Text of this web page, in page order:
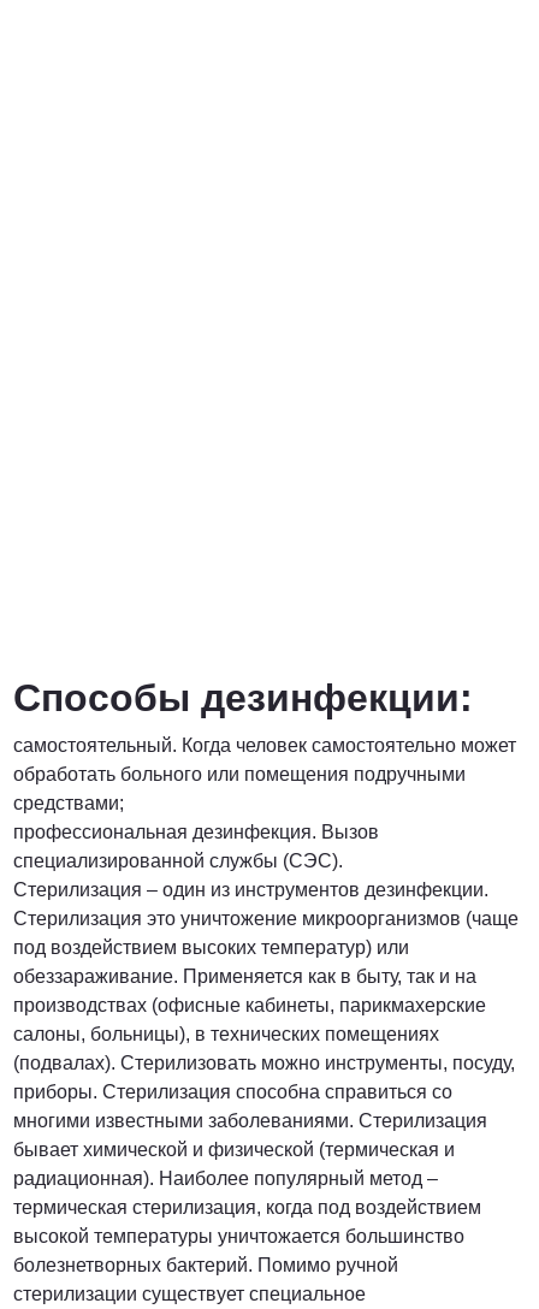
Способы дезинфекции:
самостоятельный. Когда человек самостоятельно может
обработать больного или помещения подручными
средствами;
профессиональная дезинфекция. Вызов
специализированной службы (СЭС).
Стерилизация – один из инструментов дезинфекции.
Стерилизация это уничтожение микроорганизмов (чаще
под воздействием высоких температур) или
обеззараживание. Применяется как в быту, так и на
производствах (офисные кабинеты, парикмахерские
салоны, больницы), в технических помещениях
(подвалах). Стерилизовать можно инструменты, посуду,
приборы. Стерилизация способна справиться со
многими известными заболеваниями. Стерилизация
бывает химической и физической (термическая и
радиационная). Наиболее популярный метод –
термическая стерилизация, когда под воздействием
высокой температуры уничтожается большинство
болезнетворных бактерий. Помимо ручной
стерилизации существует специальное